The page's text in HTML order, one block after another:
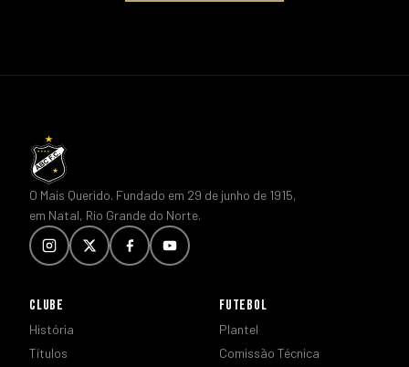
O Mais Querido. Fundado em 29 de junho de 1915,
em Natal, Rio Grande do Norte.
CLUBE
História
Títulos
FUTEBOL
Plantel
Comissão Técnica